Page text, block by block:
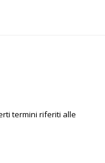
termini riferiti alle